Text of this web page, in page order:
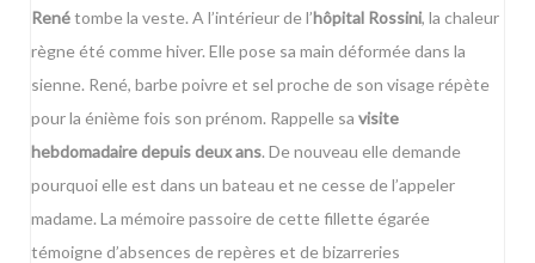
Renétombe la veste. A l’intérieur de l’hôpital Rossini, la chaleur
règne été comme hiver. Elle pose sa main déformée dans la
sienne. René, barbe poivre et sel proche de son visage répète
pour la énième fois son prénom. Rappelle sa visite
hebdomadaire depuis deux ans. De nouveau elle demande
pourquoi elle est dans un bateau et ne cesse de l’appeler
madame. La mémoire passoire de cette fillette égarée
témoigne d’absences de repères et de bizarreries